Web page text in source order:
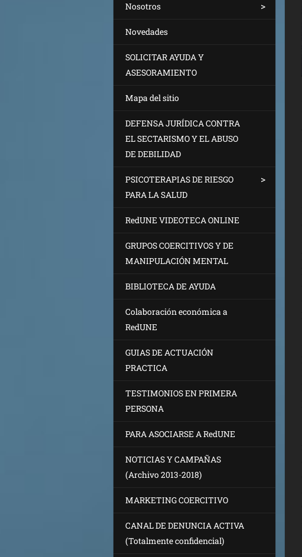
Nosotros
Novedades
SOLICITAR AYUDA Y
ASESORAMIENTO
Mapa del sitio
DEFENSA JURÍDICA CONTRA
EL SECTARISMO Y EL ABUSO
DE DEBILIDAD
PSICOTERAPIAS DE RIESGO
PARA LA SALUD
RedUNE VIDEOTECA ONLINE
GRUPOS COERCITIVOS Y DE
MANIPULACIÓN MENTAL
BIBLIOTECA DE AYUDA
Colaboración económica a
RedUNE
GUIAS DE ACTUACIÓN
PRACTICA
TESTIMONIOS EN PRIMERA
PERSONA
PARA ASOCIARSE A RedUNE
NOTICIAS Y CAMPAÑAS
(Archivo 2013-2018)
MARKETING COERCITIVO
CANAL DE DENUNCIA ACTIVA
(Totalmente confidencial)